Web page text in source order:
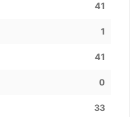
41
1
41
0
33